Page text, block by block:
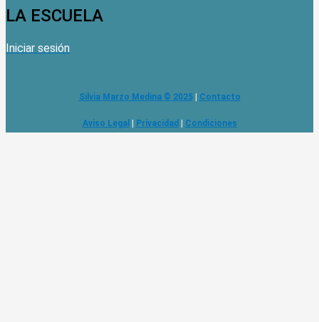
LA ESCUELA
Iniciar sesión
Silvia Marzo Medina © 2025| Contacto
Aviso Legal | Privacidad | Condiciones